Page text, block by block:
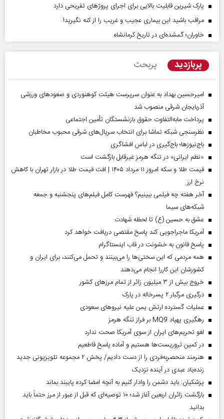
پارک شیرین قابلیت‌ بالایی برای اجرای پروژهای تفریحی دارد
مراقب باشید این بیماری عجیب و غریب را از کنه نگیرید!
خاوران؛ گمشده‌ای در تاریخ کرمانشاه
پربازدید پربحث
امیرحسین بهداد به عنوان سرپرست هیئت کوهنوردی و صعودهای ورزشی
آذربایجان شرقی منصوب شد
پرداخت مابه‌التفاوت حقوق بازنشستگان تأمین اجتماعی
نظرسنجی شبکه تماشا برای انتخاب سریال‌های شرقی محبوب مخاطبان
باج‌نیوزها؛ باج‌گیری در لباس افشاگری
«نظم ایرانی» در تنگه هرمز غیرقابل بازگشت است
قیمت طلا و سکه امروز ۱۱ مرداد ۱۴۰۵ | افت قیمت طلا در بازار تهران با کاهش
نرخ ارز
آخر هفته چه فیلمی ببینیم؟ فهرست کامل فیلم‌های پنجشنبه و جمعه
شبکه‌های سیما
عشق به حسین (ع) تا لحظه شهادت
آمریکا ماجراجویی کند پاسخ مقتضی دریافت خواهد کرد
پاسخ قانون به خشونت در قاب اینستاگرام
همه مردمی که این سختی‌ها را می‌بینند و تحمل می‌کنند، برای ایران و
کشورشان این کاررا انجام می‌دهند
خروج بیش از ۳ میلیون زائر از تمام مرز‌های کشور
درگیری مرگبار ۲ پسرخاله در پارک
عملیات گسترده ارتش یمن علیه نیروهای سعودی
رهگیری پهپاد MQ9 بر فراز تنگه هرمز
لغو تحریم‌های ایران از سوی آمریکا صحت ندارد
در کمین تروریست‌ها هستیم و آماده پاسخ قاطعیم
هنرمند منحصر‌به‌فردی را از دست دادیم/ پخش ۲ مجموعه تلویزیونی جدید
زنده‌یاد عبدی در آینده نزدیک
پزشکیان: باید دشمن را وادار کنیم به آنچه امضا کرده پایبند بماند
بازگشت زائران اربعین آغاز شد؛ ۱۰ توصیه‌ای که قبل از عبور از مرز حتماً باید
بدانید